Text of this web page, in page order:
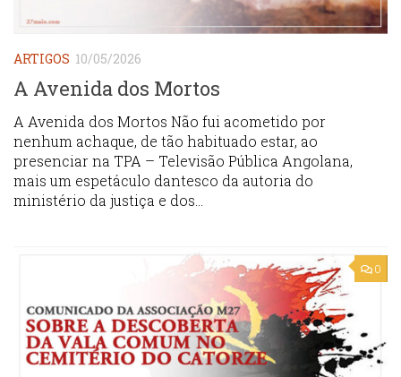
ARTIGOS 10/05/2026
A Avenida dos Mortos
A Avenida dos Mortos Não fui acometido por
nenhum achaque, de tão habituado estar, ao
presenciar na TPA – Televisão Pública Angolana,
mais um espetáculo dantesco da autoria do
ministério da justiça e dos...
0